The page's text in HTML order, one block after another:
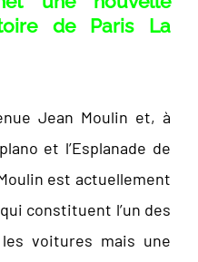
de Paris La
Jean Moulin et, à
et l’Esplanade de
est actuellement
constituent l’un des
voitures mais une